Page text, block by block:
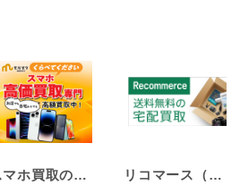
スマホ買取のモバゾウ リコマース（Recommerce）宅配買取サービス